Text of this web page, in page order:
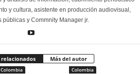
y cultura, asistente en producción audiovisual,
públicas y Commnity Manager jr.
Más del autor
Colombia Colombia